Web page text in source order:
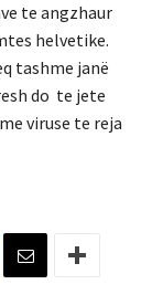
te angzhaur
helvetike.
tashme janë
do te jete
viruse te reja